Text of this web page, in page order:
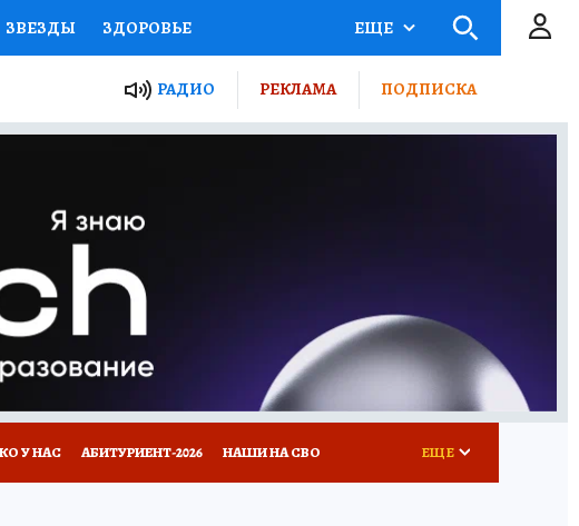
ЗВЕЗДЫ ЗДОРОВЬЕ
ПРОЕКТЫ РОССИИ
СЕКРЕТЫ ПУТЕВОДИТЕЛЬ
ГИД ПОТРЕБИТЕЛЯ
ЕЩЕ
РАДИО РЕКЛАМА ПОДПИСКА
У НАС АБИТУРИЕНТ-2026 НАШИ НА СВО ЕЩЕ